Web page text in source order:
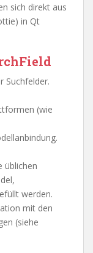
sich direkt aus
in Qt
Suchfelder.
(wie
üblichen
werden.
mit den
(siehe